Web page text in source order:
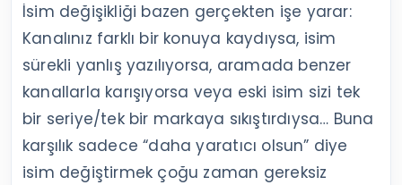
İsim değişikliği bazen gerçekten işe yarar:
Kanalınız farklı bir konuya kaydıysa, isim
sürekli yanlış yazılıyorsa, aramada benzer
kanallarla karışıyorsa veya eski isim sizi tek
bir seriye/tek bir markaya sıkıştırdıysa… Buna
karşılık sadece “daha yaratıcı olsun” diye
isim değiştirmek çoğu zaman gereksiz